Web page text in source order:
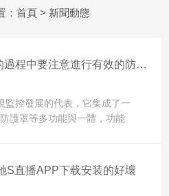
：首頁 > 新聞動態
使用盘她S直播APP污版的過程中要注意進行有效的防雷措施
監控發展的代表，它集成了一
護罩等多功能與一體，功能
紹的是盘她S直播APP污版的
防雷...
S直播APP下载安装的好壞